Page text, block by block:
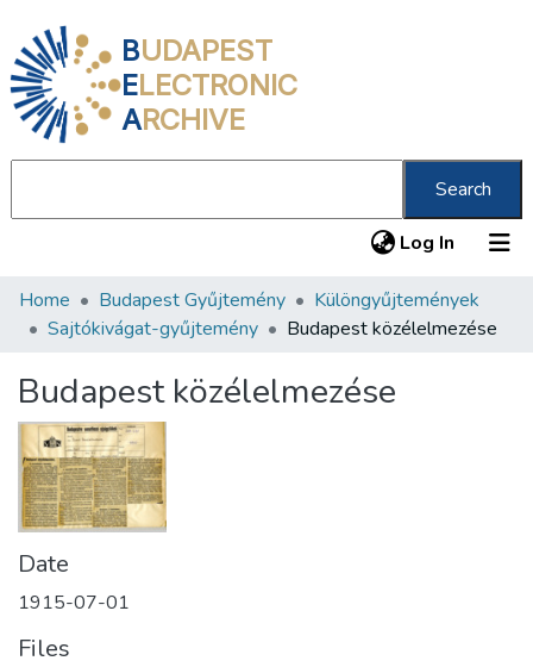
BUDAPEST
ELECTRONIC
ARCHIVE
Search
Log In (current)
Communities & Collections
Statistics
About us
Home Budapest Gyűjtemény
Különgyűjtemények
Sajtókivágat-gyűjtemény
Budapest közélelmezése
Budapest közélelmezése
Date
1915-07-01
Files